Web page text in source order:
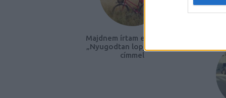
Majdnem írtam egy cikket,
„Nyugodtan lopj bringát!”
címmel